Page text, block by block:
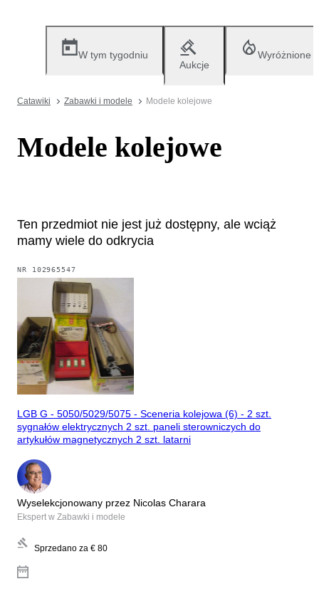
W tym tygodniu
Aukcje
Wyróżnione
Catawiki Zabawki i modele Modele kolejowe
Modele kolejowe
Ten przedmiot nie jest już dostępny, ale wciąż
mamy wiele do odkrycia
NR 102965547
LGB G - 5050/5029/5075 - Sceneria kolejowa (6) - 2 szt.
sygnałów elektrycznych 2 szt. paneli sterowniczych do
artykułów magnetycznych 2 szt. latarni
Wyselekcjonowany przez Nicolas Charara
Ekspert w Zabawki i modele
Sprzedano za € 80